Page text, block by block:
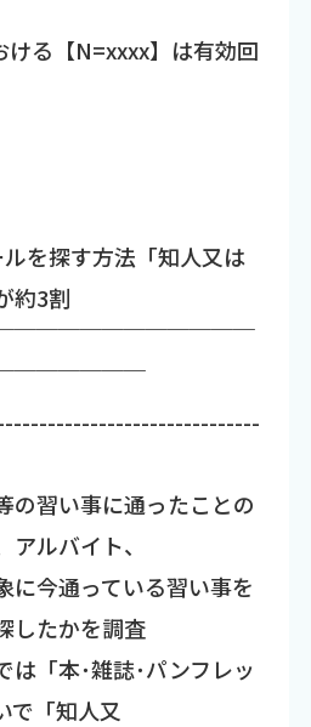
る【N=xxxx】は有効回
を探す方法「知人又は
約3割
￣￣￣￣￣￣￣￣￣￣￣
￣￣￣￣￣￣
の習い事に通ったことの
ルバイト、
に今通っている習い事を
したかを調査
は「本･雑誌･パンフレッ
で「知人又